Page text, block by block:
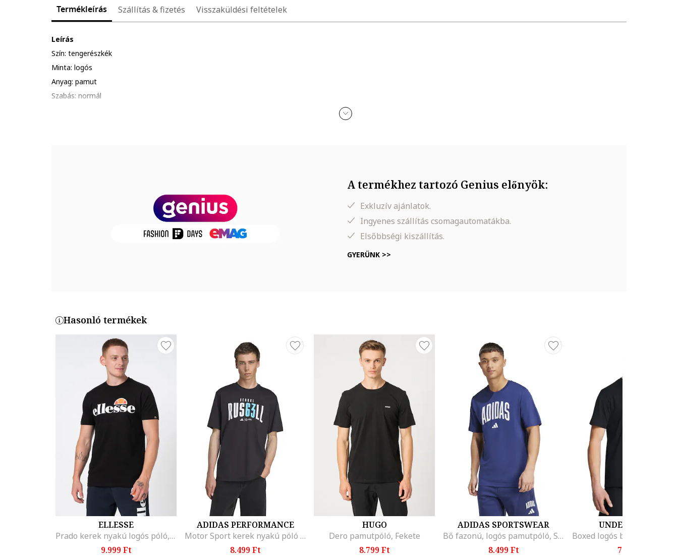
Termékleírás Szállítás & fizetés Visszaküldési feltételek
Leírás
Szín: tengerészkék
Minta: logós
Anyag: pamut
Szabás: normál
Modell méretei: Magasság: 186 cm, Mellbőség: 99 cm, Derék: 76 cm, Csípő: 93 cm
A termékhez tartozó Genius előnyök:
Exkluzív ajánlatok.
Ingyenes szállítás csomagautomatákba.
Elsőbbségi kiszállítás.
GYERÜNK >>
Hasonló termékek
ELLESSE
Prado kerek nyakú logós póló, Fekete
9.999 Ft
ADIDAS PERFORMANCE
Motor Sport kerek nyakú póló felirattal, Fekete/Fehér/Világoskék
8.499 Ft
HUGO
Dero pamutpóló, Fekete
8.799 Ft
ADIDAS SPORTSWEAR
Bő fazonú, logós pamutpóló, Sötétkék/Fehér
8.499 Ft
UNDER ARMOUR
7.599 Ft